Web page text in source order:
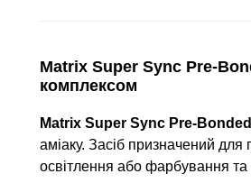
Matrix Super Sync Pre-
комплексом
Matrix Super Sync Pre-Bonded
аміаку. Засіб призначений для
освітлення або фарбування